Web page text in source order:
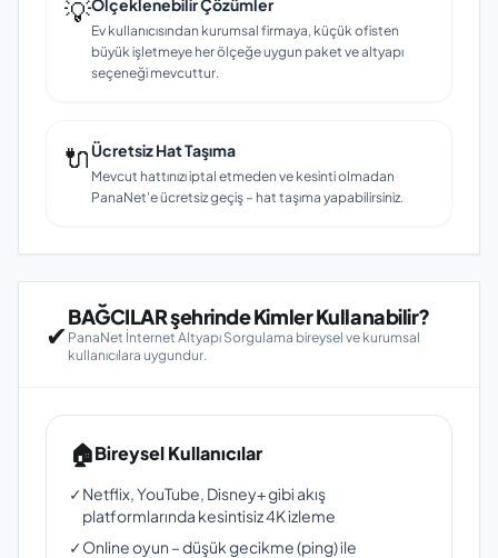
💡Ölçeklenebilir Çözümler
Ev kullanıcısından kurumsal firmaya, küçük ofisten
büyük işletmeye her ölçeğe uygun paket ve altyapı
seçeneği mevcuttur.
🔌Ücretsiz Hat Taşıma
Mevcut hattınızı iptal etmeden ve kesinti olmadan
PanaNet'e ücretsiz geçiş – hat taşıma yapabilirsiniz.
✔
BAĞCILAR şehrinde Kimler Kullanabilir?
PanaNet İnternet Altyapı Sorgulama bireysel ve kurumsal
kullanıcılara uygundur.
🏠Bireysel Kullanıcılar
✓Netflix, YouTube, Disney+ gibi akış
platformlarında kesintisiz 4K izleme
✓Online oyun – düşük gecikme (ping) ile